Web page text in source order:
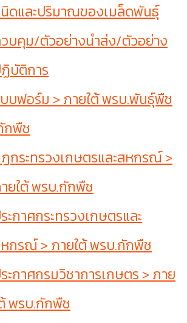
ดและปริมาณของเมล็ดพันธุ์
บคุม/ตัวอย่างนำส่ง/ตัวอย่าง
บัติการ
บฟอร์ม > ภายใต้ พรบ.พันธุ์พืช
กพืช
กระทรวงเกษตรและสหกรณ์ >
ยใต้ พรบ.กักพืช
ะกาศกระทรวงเกษตรและ
กรณ์ > ภายใต้ พรบ.กักพืช
ะกาศกรมวิชาการเกษตร > ภาย
พรบ.กักพืช